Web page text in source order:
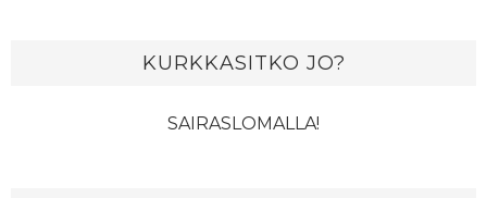
KURKKASITKO JO?
SAIRASLOMALLA!